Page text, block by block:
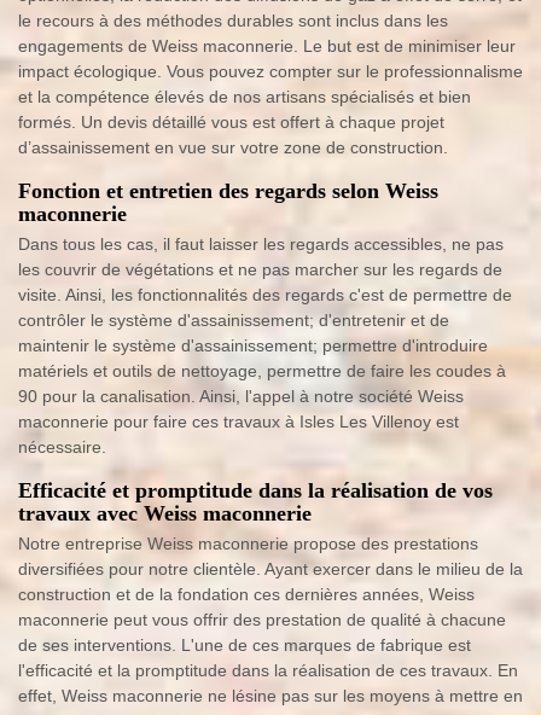
le recours à des méthodes durables sont inclus dans les
engagements de Weiss maconnerie. Le but est de minimiser leur
impact écologique. Vous pouvez compter sur le professionnalisme
et la compétence élevés de nos artisans spécialisés et bien
formés. Un devis détaillé vous est offert à chaque projet
d’assainissement en vue sur votre zone de construction.
Fonction et entretien des regards selon Weiss
maconnerie
Dans tous les cas, il faut laisser les regards accessibles, ne pas
les couvrir de végétations et ne pas marcher sur les regards de
visite. Ainsi, les fonctionnalités des regards c'est de permettre de
contrôler le système d'assainissement; d'entretenir et de
maintenir le système d'assainissement; permettre d'introduire
matériels et outils de nettoyage, permettre de faire les coudes à
90 pour la canalisation. Ainsi, l'appel à notre société Weiss
maconnerie pour faire ces travaux à Isles Les Villenoy est
nécessaire.
Efficacité et promptitude dans la réalisation de vos
travaux avec Weiss maconnerie
Notre entreprise Weiss maconnerie propose des prestations
diversifiées pour notre clientèle. Ayant exercer dans le milieu de la
construction et de la fondation ces dernières années, Weiss
maconnerie peut vous offrir des prestation de qualité à chacune
de ses interventions. L'une de ces marques de fabrique est
l'efficacité et la promptitude dans la réalisation de ces travaux. En
effet, Weiss maconnerie ne lésine pas sur les moyens à mettre en